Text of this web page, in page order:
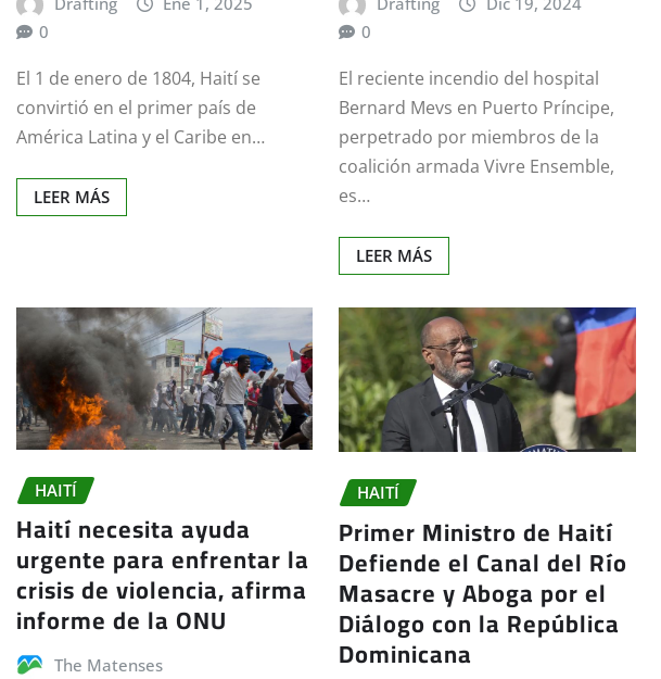
0
El 1 de enero de 1804, Haití se
convirtió en el primer país de
América Latina y el Caribe en…
LEER MÁS
0
El reciente incendio del hospital
Bernard Mevs en Puerto Príncipe,
perpetrado por miembros de la
coalición armada Vivre Ensemble,
es…
LEER MÁS
HAITÍ
Haití necesita ayuda
urgente para enfrentar la
crisis de violencia, afirma
informe de la ONU
The Matenses
HAITÍ
Primer Ministro de Haití
Defiende el Canal del Río
Masacre y Aboga por el
Diálogo con la República
Dominicana